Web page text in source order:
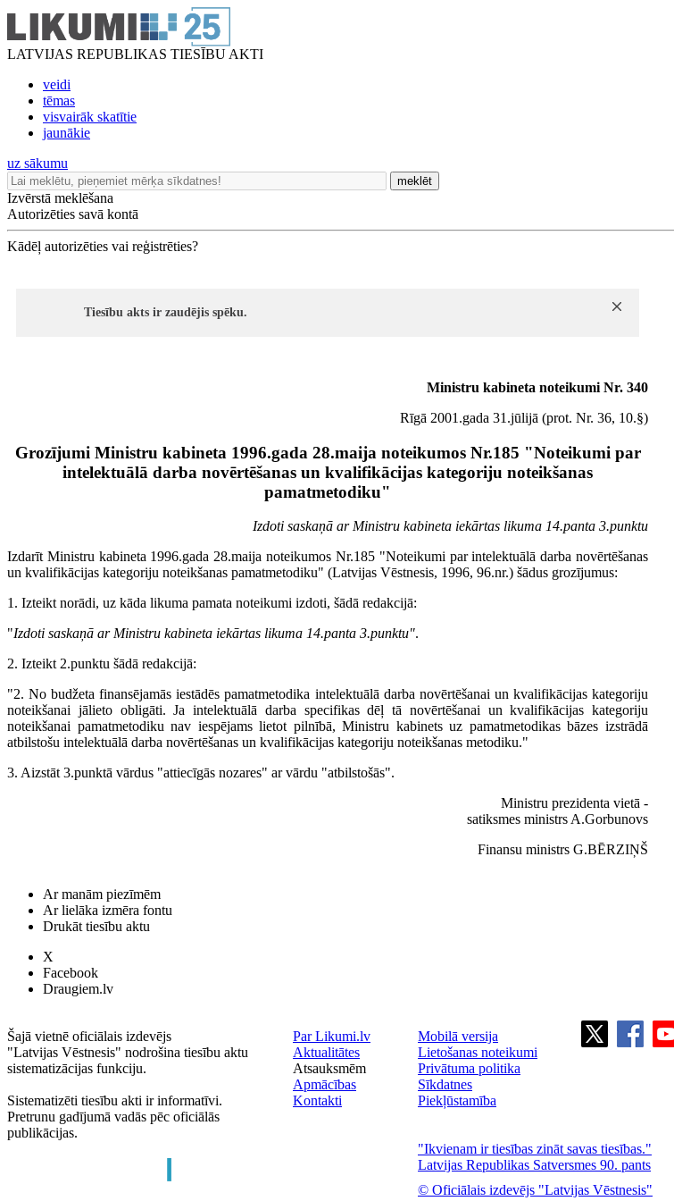
LATVIJAS REPUBLIKAS TIESĪBU AKTI
veidi
tēmas
visvairāk skatītie
jaunākie
uz sākumu
meklēt
Izvērstā meklēšana
Autorizēties savā kontā
Kādēļ autorizēties vai reģistrēties?
Tiesību akts ir zaudējis spēku.
Ministru kabineta noteikumi Nr. 340
Rīgā 2001.gada 31.jūlijā (prot. Nr. 36, 10.§)
Grozījumi Ministru kabineta 1996.gada 28.maija noteikumos Nr.185 "Noteikumi par
intelektuālā darba novērtēšanas un kvalifikācijas kategoriju noteikšanas
pamatmetodiku"
Izdoti saskaņā ar Ministru kabineta iekārtas likuma 14.panta 3.punktu
Izdarīt Ministru kabineta 1996.gada 28.maija noteikumos Nr.185 "Noteikumi par intelektuālā darba novērtēšanas
un kvalifikācijas kategoriju noteikšanas pamatmetodiku" (Latvijas Vēstnesis, 1996, 96.nr.) šādus grozījumus:
1. Izteikt norādi, uz kāda likuma pamata noteikumi izdoti, šādā redakcijā:
"Izdoti saskaņā ar Ministru kabineta iekārtas likuma 14.panta 3.punktu".
2. Izteikt 2.punktu šādā redakcijā:
"2. No budžeta finansējamās iestādēs pamatmetodika intelektuālā darba novērtēšanai un kvalifikācijas kategoriju
noteikšanai jālieto obligāti. Ja intelektuālā darba specifikas dēļ tā novērtēšanai un kvalifikācijas kategoriju
noteikšanai pamatmetodiku nav iespējams lietot pilnībā, Ministru kabinets uz pamatmetodikas bāzes izstrādā
atbilstošu intelektuālā darba novērtēšanas un kvalifikācijas kategoriju noteikšanas metodiku."
3. Aizstāt 3.punktā vārdus "attiecīgās nozares" ar vārdu "atbilstošās".
Ministru prezidenta vietā -
satiksmes ministrs A.Gorbunovs
Finansu ministrs G.BĒRZIŅŠ
Ar manām piezīmēm
Ar lielāka izmēra fontu
Drukāt tiesību aktu
X
Facebook
Draugiem.lv
Šajā vietnē oficiālais izdevējs
"Latvijas Vēstnesis" nodrošina tiesību aktu
sistematizācijas funkciju.
Sistematizēti tiesību akti ir informatīvi.
Pretrunu gadījumā vadās pēc oficiālās
publikācijas.
Par Likumi.lv
Aktualitātes
Atsauksmēm
Apmācības
Kontakti
Mobilā versija
Lietošanas noteikumi
Privātuma politika
Sīkdatnes
Piekļūstamība
"Ikvienam ir tiesības zināt savas tiesības."
Latvijas Republikas Satversmes 90. pants
© Oficiālais izdevējs "Latvijas Vēstnesis"